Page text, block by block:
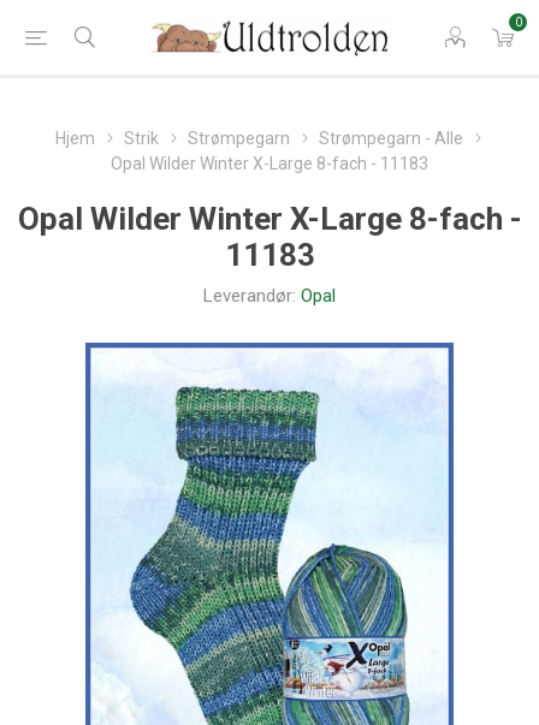
0
Hjem Strik Strømpegarn
Strømpegarn - Alle
Opal Wilder Winter X-Large 8-fach - 11183
Opal Wilder Winter X-Large 8-fach -
11183
Leverandør: Opal